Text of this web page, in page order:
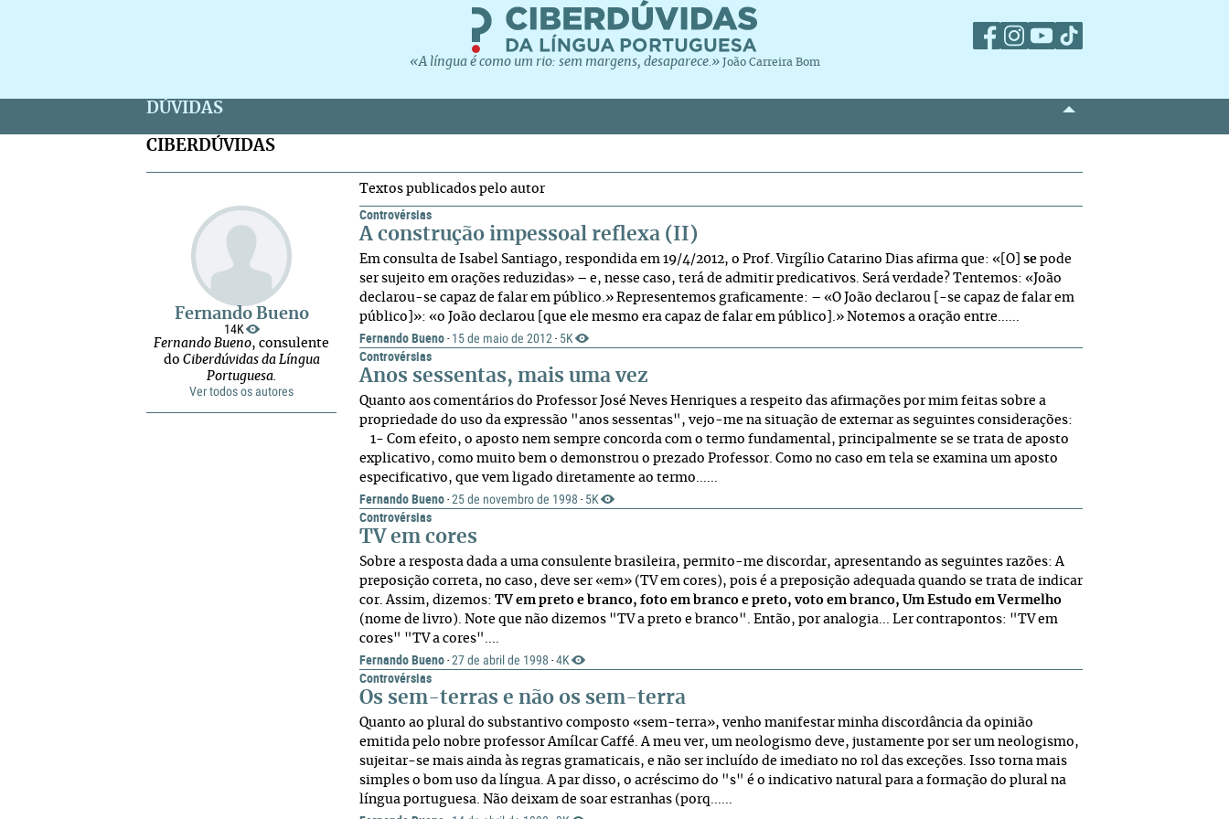
«A língua é como um rio: sem margens, desaparece.» João Carreira Bom
DÚVIDAS
CIBERDÚVIDAS
Fernando Bueno
14K
Fernando Bueno, consulente
do Ciberdúvidas da Língua
Portuguesa.
Ver todos os autores
Textos publicados pelo autor
Controvérsias
A construção impessoal reflexa (II)
Em consulta de Isabel Santiago, respondida em 19/4/2012, o Prof. Virgílio Catarino Dias afirma que: «[O] se pode
ser sujeito em orações reduzidas» – e, nesse caso, terá de admitir predicativos. Será verdade? Tentemos: «João
declarou-se capaz de falar em público.» Representemos graficamente: – «O João declarou [-se capaz de falar em
público]»: «o João declarou [que ele mesmo era capaz de falar em público].» Notemos a oração entre......
Fernando Bueno · 15 de maio de 2012 · 5K
Controvérsias
Anos sessentas, mais uma vez
Quanto aos comentários do Professor José Neves Henriques a respeito das afirmações por mim feitas sobre a
propriedade do uso da expressão "anos sessentas", vejo-me na situação de externar as seguintes considerações:
1- Com efeito, o aposto nem sempre concorda com o termo fundamental, principalmente se se trata de aposto
explicativo, como muito bem o demonstrou o prezado Professor. Como no caso em tela se examina um aposto
especificativo, que vem ligado diretamente ao termo......
Fernando Bueno · 25 de novembro de 1998 · 5K
Controvérsias
TV em cores
Sobre a resposta dada a uma consulente brasileira, permito-me discordar, apresentando as seguintes razões: A
preposição correta, no caso, deve ser «em» (TV em cores), pois é a preposição adequada quando se trata de indicar
cor. Assim, dizemos: TV em preto e branco, foto em branco e preto, voto em branco, Um Estudo em Vermelho
(nome de livro). Note que não dizemos "TV a preto e branco". Então, por analogia... Ler contrapontos: "TV em
cores" "TV a cores"....
Fernando Bueno · 27 de abril de 1998 · 4K
Controvérsias
Os sem-terras e não os sem-terra
Quanto ao plural do substantivo composto «sem-terra», venho manifestar minha discordância da opinião
emitida pelo nobre professor Amílcar Caffé. A meu ver, um neologismo deve, justamente por ser um neologismo,
sujeitar-se mais ainda às regras gramaticais, e não ser incluído de imediato no rol das exceções. Isso torna mais
simples o bom uso da língua. A par disso, o acréscimo do "s" é o indicativo natural para a formação do plural na
língua portuguesa. Não deixam de soar estranhas (porq......